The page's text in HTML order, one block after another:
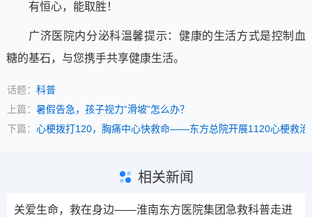
有恒心，能取胜！
广济医院内分泌科温馨提示：健康的生活方式是控制血
糖的基石，与您携手共享健康生活。
话题： 科普
上篇： 暑假告急，孩子视力“滑坡”怎么办？
下篇： 心梗拨打120，胸痛中心快救命——东方总院开展1120心梗救治
相关新闻
关爱生命，救在身边——淮南东方医院集团急救科普走进